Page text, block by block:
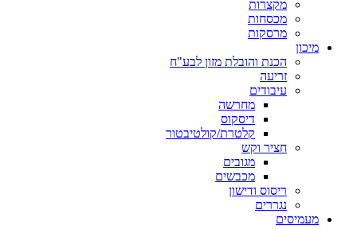
מקצרות
מכסחות
מרסקות
מיכון
הכנת והובלת מזון לבע"ח
זריעה
עיבודים
מחרשה
דיסקוס
קלטרת/קולטיבטור
חציר וקש
מגובים
מכבשים
ריסוס ודישון
נגררים
מעמיסים